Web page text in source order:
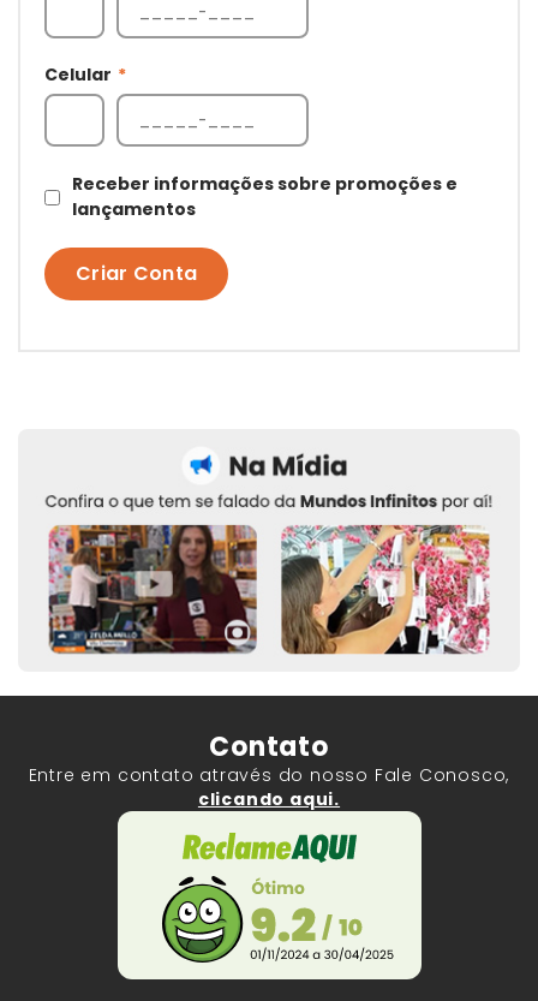
Celular *
Receber informações sobre promoções e
lançamentos
Criar Conta
Contato
Entre em contato através do nosso Fale Conosco,
clicando aqui.